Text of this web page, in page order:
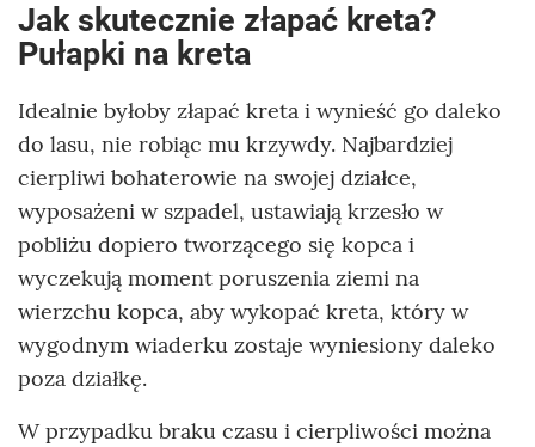
Jak skutecznie złapać kreta?
Pułapki na kreta
Idealnie byłoby złapać kreta i wynieść go daleko
do lasu, nie robiąc mu krzywdy. Najbardziej
cierpliwi bohaterowie na swojej działce,
wyposażeni w szpadel, ustawiają krzesło w
pobliżu dopiero tworzącego się kopca i
wyczekują moment poruszenia ziemi na
wierzchu kopca, aby wykopać kreta, który w
wygodnym wiaderku zostaje wyniesiony daleko
poza działkę.
W przypadku braku czasu i cierpliwości można